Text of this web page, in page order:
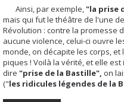
Ainsi, par exemple, "la prise
mais qui fut le théâtre de l'une
Révolution : contre la promesse
aucune violence, celui-ci ouvre
monde, on décapite les corps,
piques ! Voilà la vérité, et elle
dire "prise de la Bastille", on
("les ridicules légendes de la